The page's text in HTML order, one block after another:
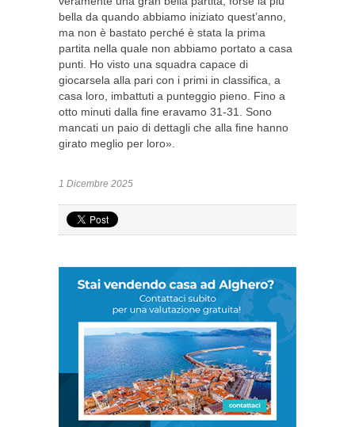
bella da quando abbiamo iniziato quest’anno,
ma non è bastato perché è stata la prima
partita nella quale non abbiamo portato a casa
punti. Ho visto una squadra capace di
giocarsela alla pari con i primi in classifica, a
casa loro, imbattuti a punteggio pieno. Fino a
otto minuti dalla fine eravamo 31-31. Sono
mancati un paio di dettagli che alla fine hanno
girato meglio per loro».
1 Dicembre 2025